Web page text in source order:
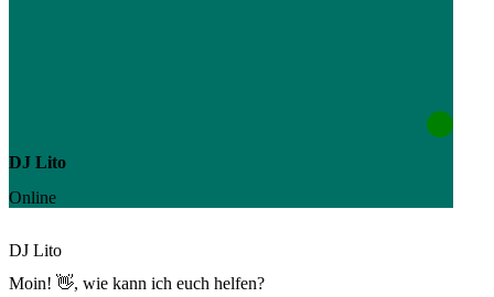
DJ Lito
Online
DJ Lito
Moin! 👋, wie kann ich euch helfen?